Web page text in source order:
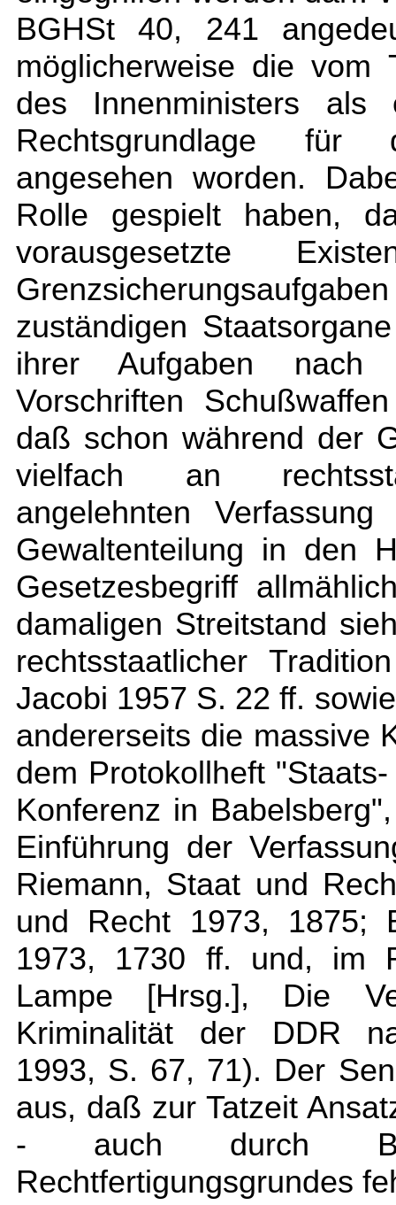
BGHSt 40, 241
möglicherweise die vom
des Innenministers als
Rechtsgrundlage für
angesehen worden.
Rolle gespielt haben,
vorausgesetzte
zuständigen
ihrer Aufgaben nach
Vorschriften
daß schon während der
vielfach an
angelehnten
Gewaltenteilung in den
Gesetzesbegriff
damaligen Streitstand
rechtsstaatlicher
Jacobi 1957 S. 22 ff.
andererseits die massive
dem Protokollheft
Konferenz in
Einführung der
Riemann, Staat und
und Recht 1973, 1875;
1973, 1730 ff. und, im
Lampe [Hrsg.], Die
Kriminalität der DDR
1993, S. 67, 71). Der
aus, daß zur Tatzeit
- auch durch
Rechtfertigungsgrundes